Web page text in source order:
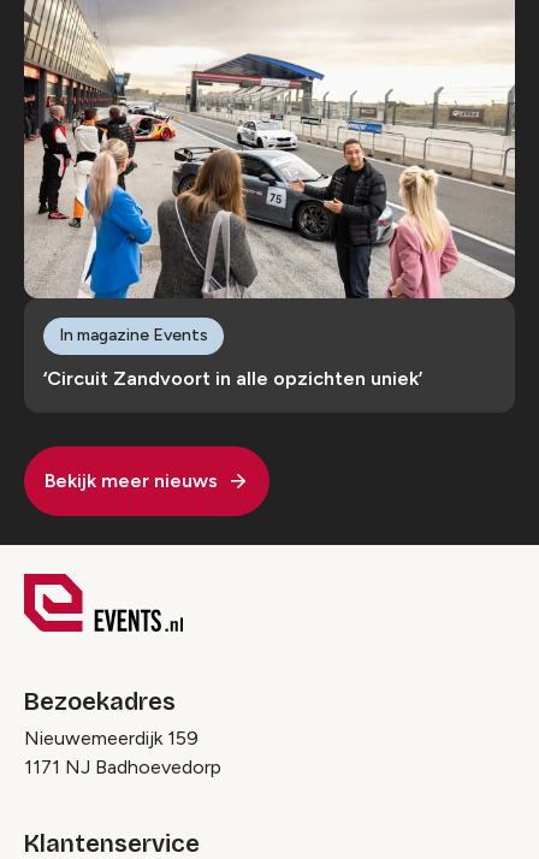
‘Circuit Zandvoort in alle opzichten uniek’
In magazine Events
Bekijk meer nieuws
Bezoekadres
Nieuwemeerdijk 159
1171 NJ Badhoevedorp
Klantenservice